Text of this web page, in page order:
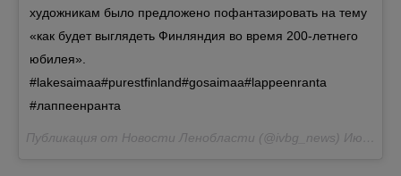
художникам было предложено пофантазировать на тему
«как будет выглядеть Финляндия во время 200-летнего
юбилея».
#lakesaimaa#purestfinland#gosaimaa#lappeenranta
#лаппеенранта
Публикация от Новости Ленобласти (@ivbg_news) Июн 14